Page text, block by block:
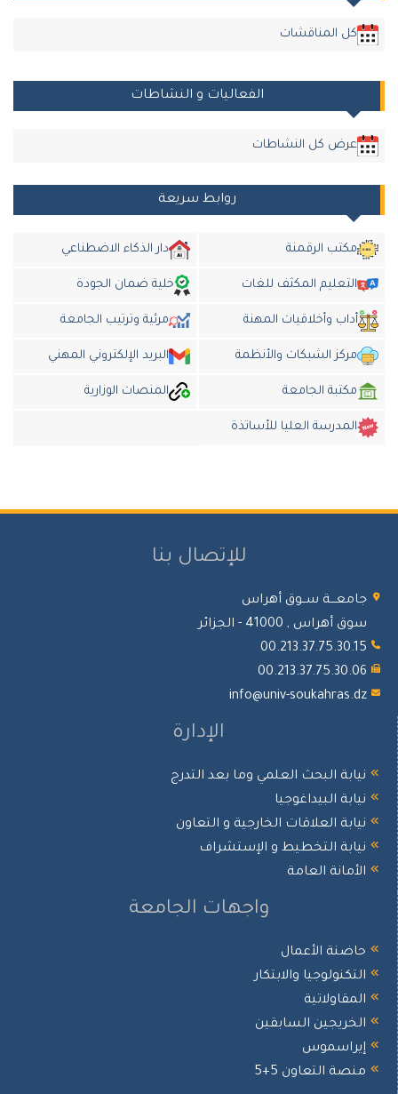
كل المناقشات
الفعاليات و النشاطات
عرض كل النشاطات
روابط سريعة
مكتب الرقمنة دار الذكاء الاضطناعي
التعليم المكثف للغات خلية ضمان الجودة
أداب وأخلاقيات المهنة مرئية وترتيب الجامعة
مركز الشبكات والأنظمة البريد الإلكتروني المهني
مكتبة الجامعة المنصات الوزارية
المدرسة العليا للأساتذة
للإتصال بنا
جامعـــة ســوق أهراس
سوق أهراس , 41000 - الجزائر
00.213.37.75.30.15
00.213.37.75.30.06
info@univ-soukahras.dz
الإدارة
نيابة البحث العلمي وما بعد التدرج
نيابة البيداغوجيا
نيابة العلاقات الخارجية و التعاون
نيابة التخطيط و الإستشراف
الأمانة العامة
واجهات الجامعة
حاضنة الأعمال
التكنولوجيا والابتكار
المقاولاتية
الخريجين السابقين
إيراسموس
منصة التعاون 5+5